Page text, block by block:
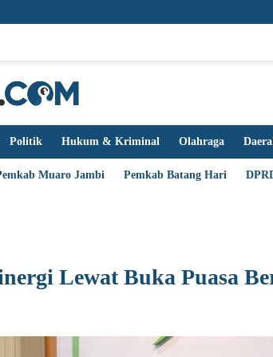
Politik Hukum & Kriminal Olahraga
Muaro Jambi Pemkab Batang Hari
Lewat Buka Puasa